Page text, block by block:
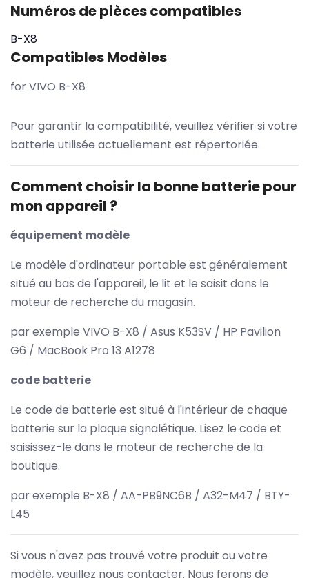
Numéros de pièces compatibles
B-X8
Compatibles Modèles
for VIVO B-X8
Pour garantir la compatibilité, veuillez vérifier si votre
batterie utilisée actuellement est répertoriée.
Comment choisir la bonne batterie pour
mon appareil ?
équipement modèle
Le modèle d'ordinateur portable est généralement
situé au bas de l'appareil, le lit et le saisit dans le
moteur de recherche du magasin.
par exemple VIVO B-X8 / Asus K53SV / HP Pavilion
G6 / MacBook Pro 13 A1278
code batterie
Le code de batterie est situé à l'intérieur de chaque
batterie sur la plaque signalétique. Lisez le code et
saisissez-le dans le moteur de recherche de la
boutique.
par exemple B-X8 / AA-PB9NC6B / A32-M47 / BTY-
L45
Si vous n'avez pas trouvé votre produit ou votre
modèle, veuillez nous contacter. Nous ferons de